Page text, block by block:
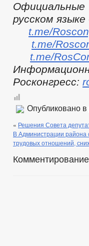
Официальные
русском языке
t.me/
t.me/
t.me/
Росконгресс:
Опубликовано в
« Решения Совета
В Администрации района
трудовых отношений,